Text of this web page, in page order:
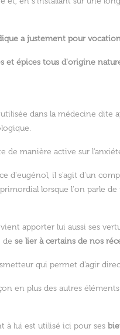
a justement pour
et épices tous d'origine
dans la médecine dite
de manière active sur
d'eugénol, il s'agit d'un
lorsque l'on parle
apporter lui aussi ses
de se lier à certains de nos
qui permet d'agir
en plus des autres
à lui est utilisé ici pour ses